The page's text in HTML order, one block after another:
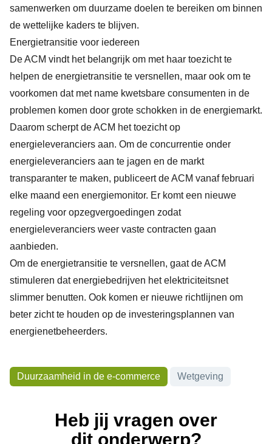
samenwerken om duurzame doelen te bereiken om binnen
de wettelijke kaders te blijven.
Energietransitie voor iedereen
De ACM vindt het belangrijk om met haar toezicht te
helpen de energietransitie te versnellen, maar ook om te
voorkomen dat met name kwetsbare consumenten in de
problemen komen door grote schokken in de energiemarkt.
Daarom scherpt de ACM het toezicht op
energieleveranciers aan. Om de concurrentie onder
energieleveranciers aan te jagen en de markt
transparanter te maken, publiceert de ACM vanaf februari
elke maand een energiemonitor. Er komt een nieuwe
regeling voor opzegvergoedingen zodat
energieleveranciers weer vaste contracten gaan
aanbieden.
Om de energietransitie te versnellen, gaat de ACM
stimuleren dat energiebedrijven het elektriciteitsnet
slimmer benutten. Ook komen er nieuwe richtlijnen om
beter zicht te houden op de investeringsplannen van
energienetbeheerders.
Onderwerpen
Duurzaamheid in de e-commerce Wetgeving
Heb jij vragen over
dit onderwerp?